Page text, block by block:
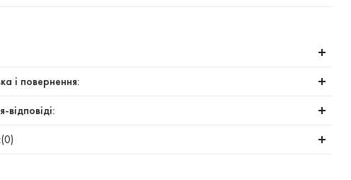
і повернення:
відповіді:
(0)